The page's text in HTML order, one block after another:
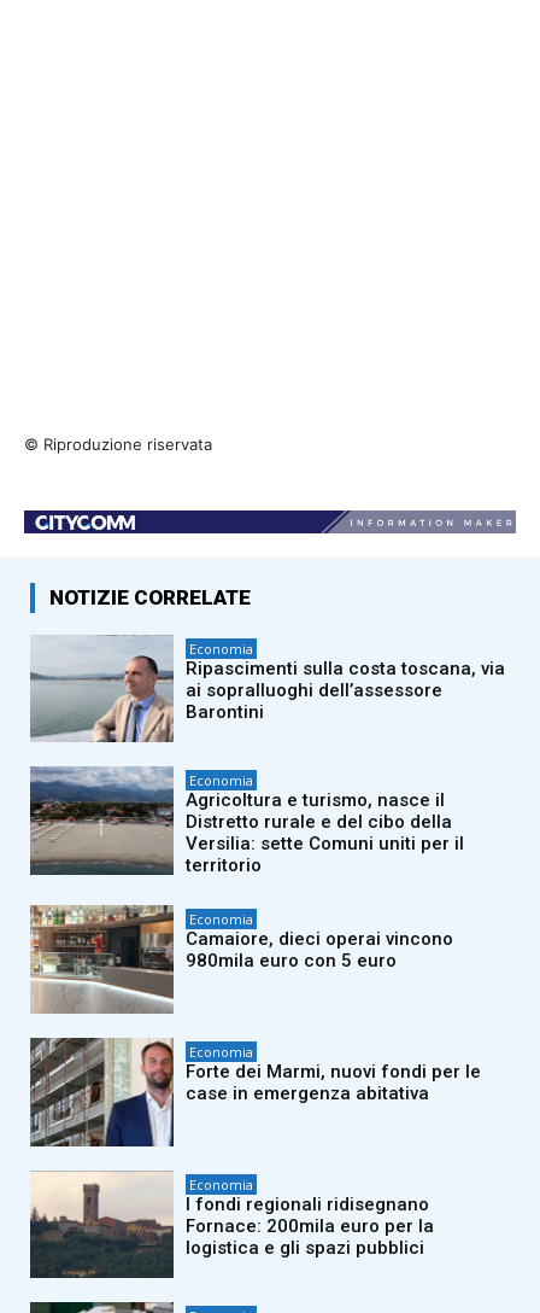
© Riproduzione riservata
NOTIZIE CORRELATE
Economia
Ripascimenti sulla costa toscana, via
ai sopralluoghi dell’assessore
Barontini
Economia
Agricoltura e turismo, nasce il
Distretto rurale e del cibo della
Versilia: sette Comuni uniti per il
territorio
Economia
Camaiore, dieci operai vincono
980mila euro con 5 euro
Economia
Forte dei Marmi, nuovi fondi per le
case in emergenza abitativa
Economia
I fondi regionali ridisegnano
Fornace: 200mila euro per la
logistica e gli spazi pubblici